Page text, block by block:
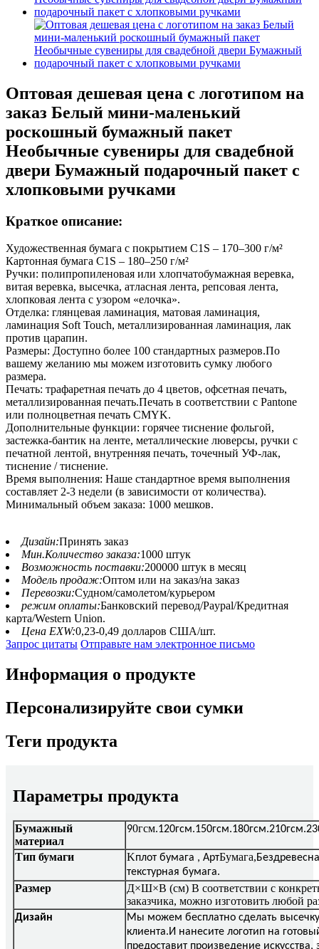
Оптовая дешевая цена с логотипом на
заказ Белый мини-маленький
роскошный бумажный пакет
Необычные сувениры для свадебной
двери Бумажный подарочный пакет с
хлопковыми ручками
Краткое описание:
Художественная бумага с покрытием C1S – 170–300 г/м²
Картонная бумага C1S – 180–250 г/м²
Ручки: полипропиленовая или хлопчатобумажная веревка,
витая веревка, высечка, атласная лента, репсовая лента,
хлопковая лента с узором «елочка».
Отделка: глянцевая ламинация, матовая ламинация,
ламинация Soft Touch, металлизированная ламинация, лак
против царапин.
Размеры: Доступно более 100 стандартных размеров.По
вашему желанию мы можем изготовить сумку любого
размера.
Печать: трафаретная печать до 4 цветов, офсетная печать,
металлизированная печать.Печать в соответствии с Pantone
или полноцветная печать CMYK.
Дополнительные функции: горячее тиснение фольгой,
застежка-бантик на ленте, металлические люверсы, ручки с
печатной лентой, внутренняя печать, точечный УФ-лак,
тиснение / тиснение.
Время выполнения: Наше стандартное время выполнения
составляет 2-3 недели (в зависимости от количества).
Минимальный объем заказа: 1000 мешков.
Дизайн:Принять заказ
Мин.Количество заказа:1000 штук
Возможность поставки:200000 штук в месяц
Модель продаж:Оптом или на заказ/на заказ
Перевозки:Судном/самолетом/курьером
режим оплаты:Банковский перевод/Paypal/Кредитная
карта/Western Union.
Цена EXW:0,23-0,49 долларов США/шт.
Запрос цитаты Отправьте нам электронное письмо
Информация о продукте
Персонализируйте свои сумки
Теги продукта
Параметры продукта
Бумажный
материал
90гсм
Тип бумаги Kплот бумага , АртБумага,
текстурная бумага.
Размер
Д×Ш×В (см) В соответствии с
заказчика, можно изготовить любой
Дизайн
Мы можем бесплатно сделать
клиента.И нанесите логотип на
предоставит произведение